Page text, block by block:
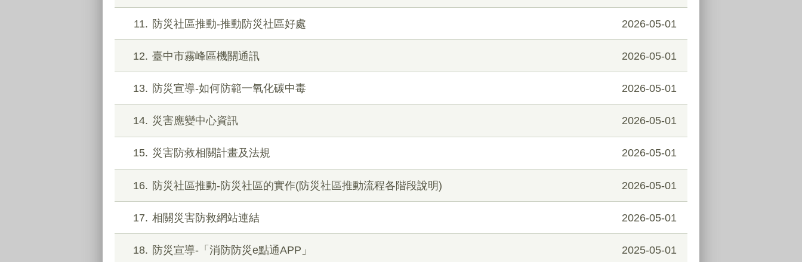
11 防災社區推動-推動防災社區好處 2026-05-01
12 臺中市霧峰區機關通訊 2026-05-01
13 防災宣導-如何防範一氧化碳中毒 2026-05-01
14 災害應變中心資訊 2026-05-01
15 災害防救相關計畫及法規 2026-05-01
16 防災社區推動-防災社區的實作(防災社區推動流程各階段說明) 2026-05-01
17 相關災害防救網站連結 2026-05-01
18 防災宣導-「消防防災e點通APP」 2025-05-01